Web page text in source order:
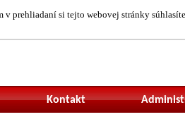
v prehliadaní si tejto webovej stránky
Kontakt